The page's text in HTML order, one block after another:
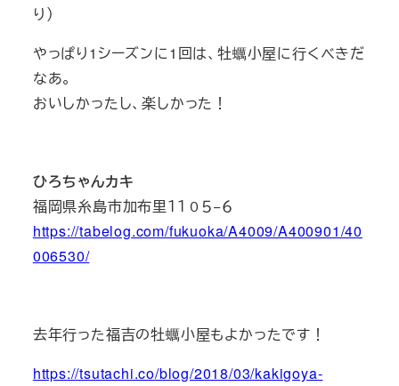
り）
やっぱり1シーズンに1回は、牡蠣小屋に行くべきだ
なあ。
おいしかったし、楽しかった！
ひろちゃんカキ
福岡県糸島市加布里１１０５−６
https://tabelog.com/fukuoka/A4009/A400901/40
006530/
去年行った福吉の牡蠣小屋もよかったです！
https://tsutachi.co/blog/2018/03/kakigoya-